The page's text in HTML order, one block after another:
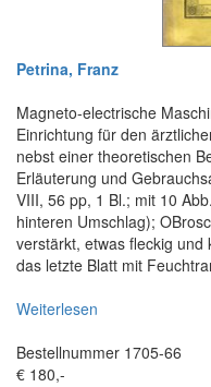
Petrina, Franz
Magneto-electrische
Einrichtung für den
nebst einer theoretischen
Erläuterung und
VIII, 56 pp, 1 Bl.; mit 10
hinteren Umschlag);
verstärkt, etwas fleckig und
das letzte Blatt mit
Weiterlesen
Bestellnummer 1705-66
€ 180,-